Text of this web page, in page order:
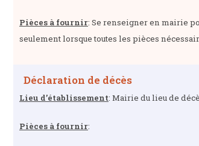
Pièces à fournir: Se renseigner en mairie
seulement lorsque toutes les pièces
Déclaration de décès
Lieu d’établissement: Mairie du lieu de
Pièces à fournir: